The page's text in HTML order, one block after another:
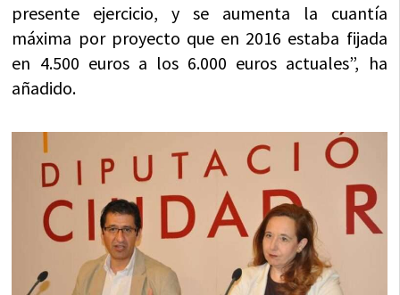
presente ejercicio, y se aumenta la cuantía
máxima por proyecto que en 2016 estaba fijada
en 4.500 euros a los 6.000 euros actuales”, ha
añadido.